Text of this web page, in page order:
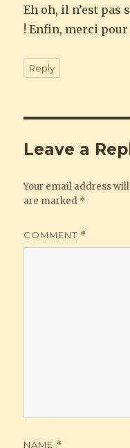
Eh oh, il n’est pas
! Enfin, merci pour
Reply
Leave a
Your email address
are marked *
COMMENT *
NAME *